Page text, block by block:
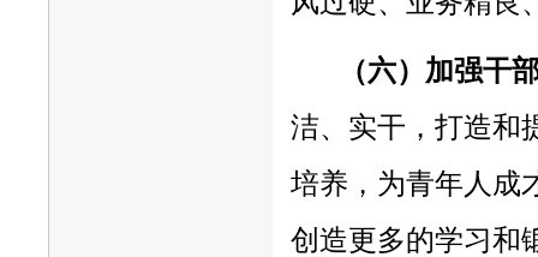
（六）加强干
洁、实干，打造和
培养，为青年人成
创造更多的学习和